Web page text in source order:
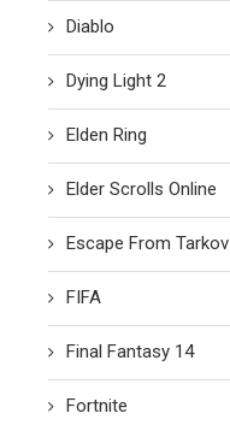
Diablo
Dying Light 2
Elden Ring
Elder Scrolls Online
Escape From Tarkov
FIFA
Final Fantasy 14
Fortnite